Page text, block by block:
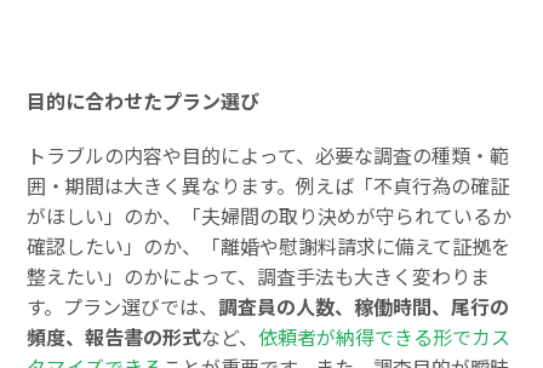
目的に合わせたプラン選び
トラブルの内容や目的によって、必要な調査の種類・範
囲・期間は大きく異なります。例えば「不貞行為の確証
がほしい」のか、「夫婦間の取り決めが守られているか
確認したい」のか、「離婚や慰謝料請求に備えて証拠を
整えたい」のかによって、調査手法も大きく変わりま
す。プラン選びでは、調査員の人数、稼働時間、尾行の
頻度、報告書の形式など、依頼者が納得できる形でカス